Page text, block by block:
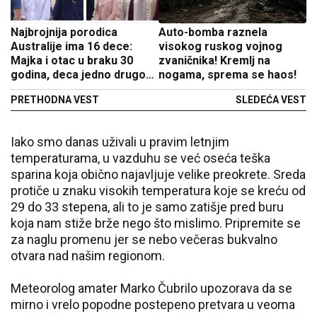
Najbrojnija porodica
Australije ima 16 dece:
Majka i otac u braku 30
godina, deca jedno drugom
do uveta
PRETHODNA VEST
Auto-bomba raznela
visokog ruskog vojnog
zvaničnika! Kremlj na
nogama, sprema se haos!
SLEDEĆA VEST
Iako smo danas uživali u pravim letnjim
temperaturama, u vazduhu se već oseća teška
sparina koja obično najavljuje velike preokrete. Sreda
protiče u znaku visokih temperatura koje se kreću od
29 do 33 stepena, ali to je samo zatišje pred buru
koja nam stiže brže nego što mislimo. Pripremite se
za naglu promenu jer se nebo večeras bukvalno
otvara nad našim regionom.
Meteorolog amater Marko Čubrilo upozorava da se
mirno i vrelo popodne postepeno pretvara u veoma